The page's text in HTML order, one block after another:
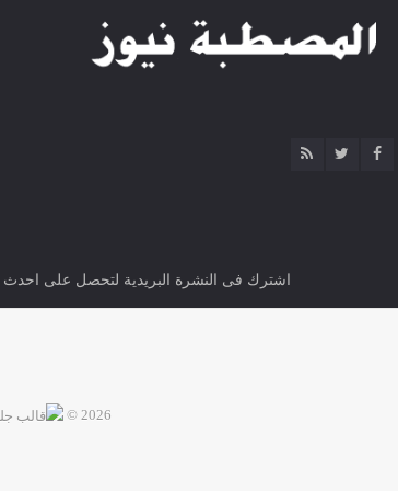
اشترك فى النشرة البريدية لتحصل على احدث
2026 ©